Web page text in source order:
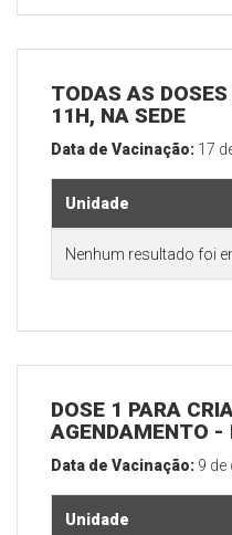
TODAS AS
11H, NA SEDE
Data de Vacinação: 17
Unidade
Nenhum resultado foi
DOSE 1 PARA
AGENDAMENTO -
Data de Vacinação: 9 de
Unidade